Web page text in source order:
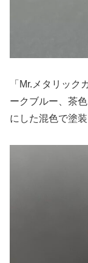
「Mr.メタリッ
ークブルー、茶
にした混色で塗装